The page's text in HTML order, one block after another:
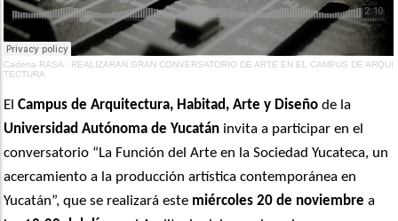
Cadena RASA · REALIZARÁN GRAN CONVERSATORIO DE ARTE EN EL CAMPUS DE ARQUI
TECTURA
ElCampus de Arquitectura, Habitad, Arte y Diseño de la
Universidad Autónoma de Yucatán invita a participar en el
conversatorio “La Función del Arte en la Sociedad Yucateca, un
acercamiento a la producción artística contemporánea en
Yucatán”, que se realizará este miércoles 20 de noviembre a